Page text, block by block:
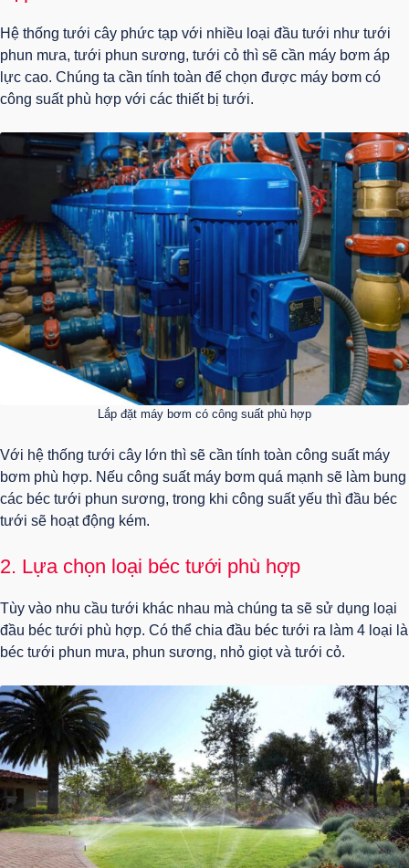
Hệ thống tưới cây phức tạp với nhiều loại đầu tưới như tưới
phun mưa, tưới phun sương, tưới cỏ thì sẽ cần máy bơm áp
lực cao. Chúng ta cần tính toàn để chọn được máy bơm có
công suất phù hợp với các thiết bị tưới.
Lắp đặt máy bơm có công suất phù hợp
Với hệ thống tưới cây lớn thì sẽ cần tính toàn công suất máy
bơm phù hợp. Nếu công suất máy bơm quá mạnh sẽ làm bung
các béc tưới phun sương, trong khi công suất yếu thì đầu béc
tưới sẽ hoạt động kém.
2. Lựa chọn loại béc tưới phù hợp
Tùy vào nhu cầu tưới khác nhau mà chúng ta sẽ sử dụng loại
đầu béc tưới phù hợp. Có thể chia đầu béc tưới ra làm 4 loại là
béc tưới phun mưa, phun sương, nhỏ giọt và tưới cỏ.